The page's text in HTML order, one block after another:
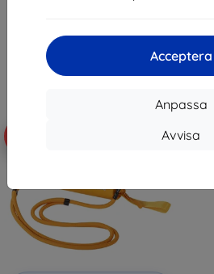
Acceptera
Anpassa
Avvisa
I lager > 5 st